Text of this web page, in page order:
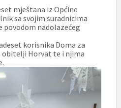
mještana iz Općine
sa svojim suradnicima
nadolazećeg
korisnika Doma za
obitelji Horvat te i njima